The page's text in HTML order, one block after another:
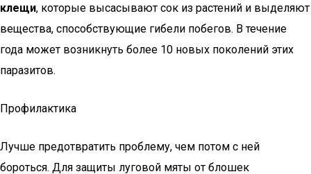
клещи, которые высасывают сок из растений и выделяют
вещества, способствующие гибели побегов. В течение
года может возникнуть более 10 новых поколений этих
паразитов.
Профилактика
Лучше предотвратить проблему, чем потом с ней
бороться. Для защиты луговой мяты от блошек